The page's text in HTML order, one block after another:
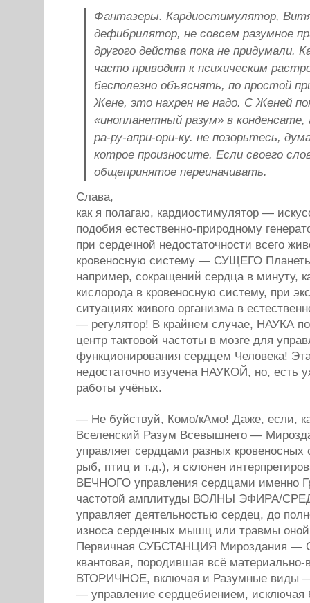
Фантазеры. Кардиостимулятор,
дефибрилятор, не совсем разумное
другого действа пока не придумали.
часто приводит к психическим
бесполезно объяснять, по простой
Жене, это нахрен не надо. С Женей
«инопланетный разум» в
ра-ру-апри-ори-ку. не позорьтесь,
котрое произносите. Если своего
общепринятое переиначивать.
Слава,
как я полагаю, кардиостимулятор —
подобия естественно-природному
при сердечной недостаточности всего
кровеносную систему — СУЩЕГО
например, сокращений сердца в минуту,
кислорода в кровеносную систему, при
ситуациях живого организма в
— регулятор! В крайнем случае, НАУКА
центр тактовой частоты в мозге для
функционирования сердцем Человека!
недостаточно изучена НАУКОЙ, но, есть
работы учёных.
— Не буйствуй, Комо/кАмо! Даже, если,
Вселенский Разум Всевышнего —
управляет сердцами разных
рыб, птиц и т.д.), я склонен
ВЕЧНОГО управления сердцами именно
частотой амплитуды ВОЛНЫ ЭФИРА/
управляет деятельностью сердец, до
износа сердечных мышц или травмы
Первичная СУБСТАНЦИЯ Мироздания
квантовая, породившая всё
ВТОРИЧНОЕ, включая и Разумные виды
— управление сердцебиением, исключая